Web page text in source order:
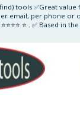
tools ✅Great value
email, per phone or
⭐ . ✅ Based in